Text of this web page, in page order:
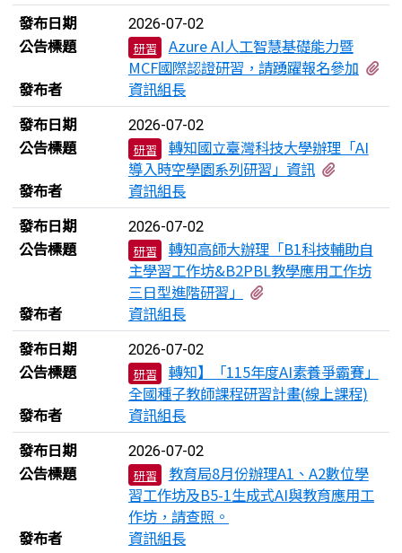
發布日期
2026-07-02
公告標題 研習
Azure AI人工智慧基礎能力暨
MCF國際認證研習，請踴躍報名參加
發布者
資訊組長
發布日期
2026-07-02
公告標題 研習
轉知國立臺灣科技大學辦理「AI
導入時空學園系列研習」資訊
發布者
資訊組長
發布日期
2026-07-02
公告標題 研習
轉知高師大辦理「B1科技輔助自
主學習工作坊&B2PBL教學應用工作坊
三日型進階研習」
發布者
資訊組長
發布日期
2026-07-02
公告標題 研習
轉知】「115年度AI素養爭霸賽」
全國種子教師課程研習計畫(線上課程)
發布者
資訊組長
發布日期
2026-07-02
公告標題 研習
教育局8月份辦理A1、A2數位學
習工作坊及B5-1生成式AI與教育應用工
作坊，請查照。
發布者
資訊組長